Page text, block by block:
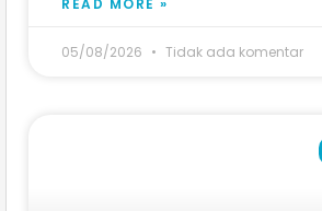
05/08/2026 Tidak ada komentar